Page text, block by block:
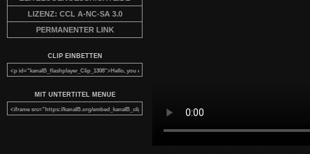
LIZENZ: CCL A-NC-SA 3.0
PERMANENTER LINK
CLIP EINBETTEN
MIT UNTERTITEL MENUE